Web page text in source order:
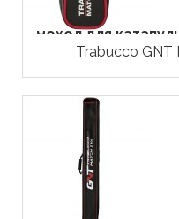
Чохол для
Trabucco GNT